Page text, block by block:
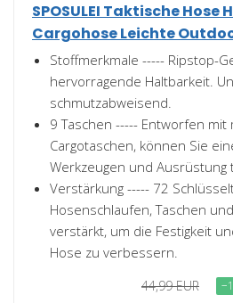
SPOSULEI Taktische Hose
Cargohose Leichte
Stoffmerkmale ----- Ripstop-
hervorragende Haltbarkeit.
schmutzabweisend.
9 Taschen ----- Entworfen
Cargotaschen, können Sie
Werkzeugen und Ausrüstung
Verstärkung ----- 72
Hosenschlaufen, Taschen
verstärkt, um die Festigkeit
Hose zu verbessern.
44,99 EUR